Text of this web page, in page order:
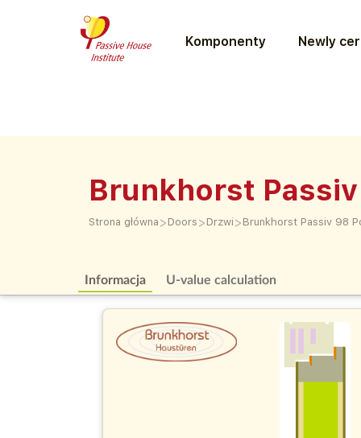
Komponenty Newly
Brunkhorst
Strona główna > Doors > Drzwi > Brunkhorst Passiv 98
Informacja U-value calculation